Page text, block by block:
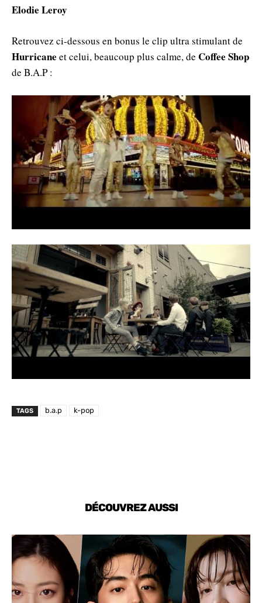
Elodie Leroy
Retrouvez ci-dessous en bonus le clip ultra stimulant de
Hurricane et celui, beaucoup plus calme, de Coffee Shop
de B.A.P :
TAGS b.a.p k-pop
DÉCOUVREZ AUSSI